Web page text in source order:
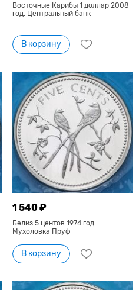
Восточные Карибы 1 доллар 2008
год. Центральный банк
В корзину
1 540 ₽
Белиз 5 центов 1974 год.
Мухоловка Пруф
В корзину